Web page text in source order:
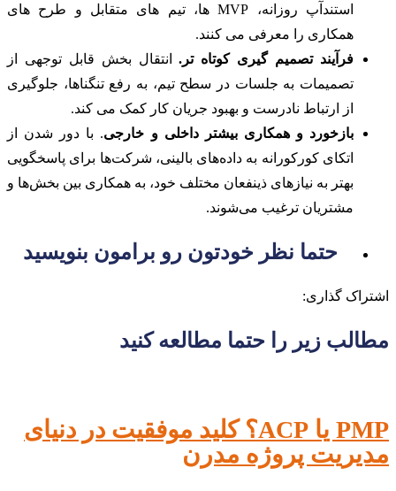
استندآپ روزانه، MVP ها، تیم های متقابل و طرح های
همکاری را معرفی می کنند.
فرآیند تصمیم گیری کوتاه تر.انتقال بخش قابل توجهی از
تصمیمات به جلسات در سطح تیم، به رفع تنگناها، جلوگیری
از ارتباط نادرست و بهبود جریان کار کمک می کند.
بازخورد و همکاری بیشتر داخلی و خارجی. با دور شدن از
اتکای کورکورانه به داده‌های بالینی، شرکت‌ها برای پاسخگویی
بهتر به نیازهای ذینفعان مختلف خود، به همکاری بین بخش‌ها و
مشتریان ترغیب می‌شوند.
حتما نظر خودتون رو برامون بنویسید
اشتراک گذاری:
مطالب زیر را حتما مطالعه کنید
PMP یا ACP؟ کلید موفقیت در دنیای
مدیریت پروژه مدرن